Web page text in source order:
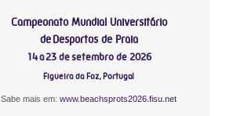
Campeonato Mundial Universitário
de Desportos de Praia
14 a 23 de setembro de 2026
Figueira da Foz, Portugal
Sabe mais em:www.beachsprots2026.fisu.net